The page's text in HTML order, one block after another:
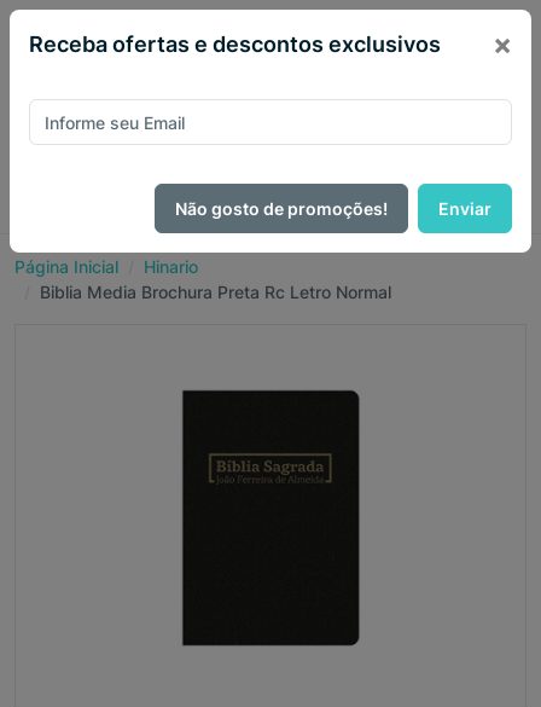
Página Inicial
Hinario
Biblia Media Brochura Preta Rc Letro Normal
Receba ofertas e descontos exclusivos ×
Não gosto de promoções! Enviar